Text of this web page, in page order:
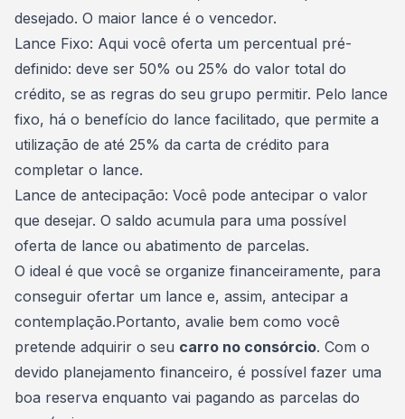
desejado. O maior lance é o vencedor.
Lance Fixo: Aqui você oferta um percentual pré-
definido: deve ser 50% ou 25% do valor total do
crédito, se as regras do seu grupo permitir. Pelo lance
fixo, há o benefício do lance facilitado, que permite a
utilização de até 25% da carta de crédito para
completar o lance.
Lance de antecipação: Você pode antecipar o valor
que desejar. O saldo acumula para uma possível
oferta de lance ou abatimento de parcelas.
O ideal é que você se organize financeiramente, para
conseguir ofertar um lance e, assim, antecipar a
contemplação.Portanto, avalie bem como você
pretende adquirir o seu carro no consórcio. Com o
devido planejamento financeiro, é possível fazer uma
boa reserva enquanto vai pagando as parcelas do